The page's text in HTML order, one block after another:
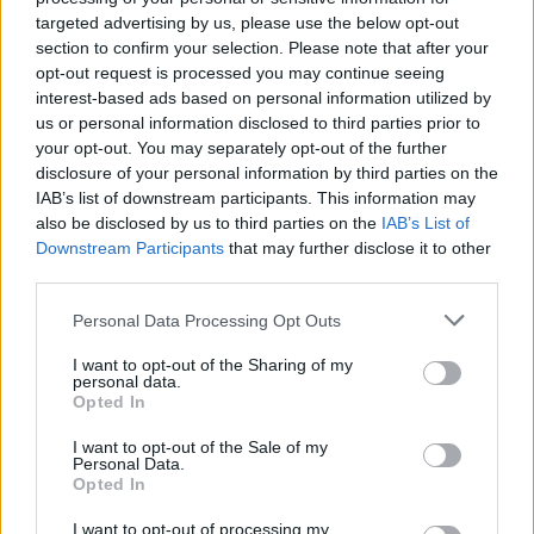
targeted advertising by us, please use the below opt-out
section to confirm your selection. Please note that after your
opt-out request is processed you may continue seeing
interest-based ads based on personal information utilized by
us or personal information disclosed to third parties prior to
your opt-out. You may separately opt-out of the further
disclosure of your personal information by third parties on the
IAB’s list of downstream participants. This information may
also be disclosed by us to third parties on the IAB’s List of
Downstream Participants that may further disclose it to other
Please note that this website/app uses one or more Google
not limited to your visit or usage behaviour. You may click to
grant or deny consent to Google and its third-party tags to
use your data for below specified purposes in below Google
consent section.
Personal Data Processing Opt Outs
I want to opt-out of the Sharing of my
personal data.
Opted In
I want to opt-out of the Sale of my
Personal Data.
Opted In
I want to opt-out of processing my
pillanatok alatt beszippantott, és már az első missziók
alapján egyértelművé vált, hogy rendesen odatette
magát az IO Interactive csapata. A legutóbbi platinám
után úgy tűnik, megvan a következő komolyabb projekt,
ami miatt hetekre búcsút inthetek a szabadidőmnek.
Ti mivel játszotok ezen a hétvégén?
SMASH by Meló-Diák: Homok, zene és a nyár legjobb
hangulata – Jön a második forduló! (X)
Július végén folytatódik a balatoni strandröplabda-
sorozat.
#hétvégi játékajánló